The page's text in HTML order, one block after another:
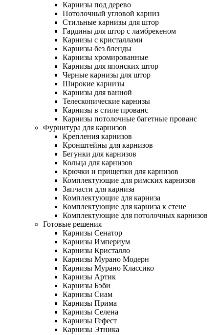
Карнизы под дерево
Потолочный угловой карниз
Стильные карнизы для штор
Гардины для штор с ламбрекеном
Карнизы с кристаллами
Карнизы без бленды
Карнизы хромированные
Карнизы для японских штор
Черные карнизы для штор
Широкие карнизы
Карнизы для ванной
Телескопические карнизы
Карнизы в стиле прованс
Карнизы потолочные багетные прованс
Фурнитура для карнизов
Крепления карнизов
Кронштейны для карнизов
Бегунки для карнизов
Кольца для карнизов
Крючки и прищепки для карнизов
Комплектующие для римских карнизов
Запчасти для карниза
Комплектующие для карниза
Комплектующие для карниза к стене
Комплектующие для потолочных карнизов
Готовые решения
Карнизы Сенатор
Карнизы Империум
Карнизы Кристалло
Карнизы Мурано Модерн
Карнизы Мурано Классико
Карнизы Артик
Карнизы Бэби
Карнизы Сиам
Карнизы Прима
Карнизы Селена
Карнизы Гефест
Карнизы Этника